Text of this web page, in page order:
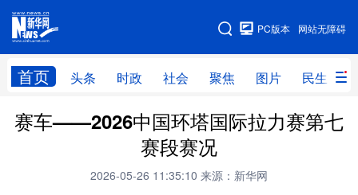
网站无障碍
PC版本
首页 头条 时政 社会 聚焦 图片 民生
网站地图
头条 时政 社会 聚焦
民生 访谈
服务
赛车——2026中国环塔国际拉力赛第七
赛段赛况
2026-05-26 11:35:10 来源：新华网